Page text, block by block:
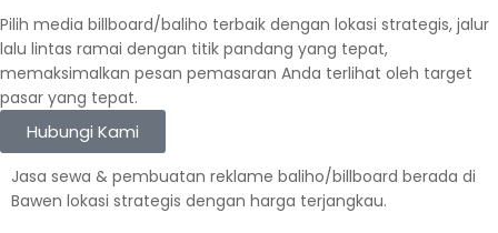
Pilih media billboard/baliho terbaik dengan lokasi strategis, jalur
lalu lintas ramai dengan titik pandang yang tepat,
memaksimalkan pesan pemasaran Anda terlihat oleh target
pasar yang tepat.
Hubungi Kami
Jasa sewa & pembuatan reklame baliho/billboard berada di
Bawen lokasi strategis dengan harga terjangkau.